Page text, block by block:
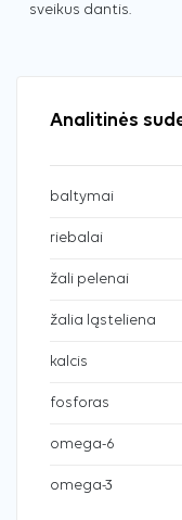
sveikus dantis.
Analitinės
baltymai
riebalai
žali pelenai
žalia ląsteliena
kalcis
fosforas
omega-6
omega-3